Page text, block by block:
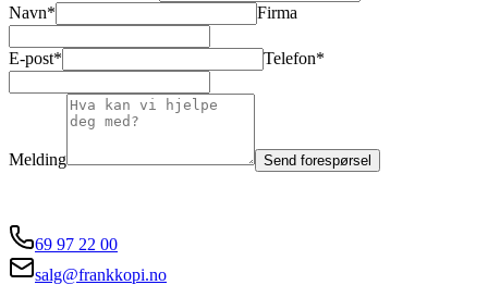
Navn*
Firma
E-post* Telefon*
Melding Send forespørsel
69 97 22 00
salg@frankkopi.no